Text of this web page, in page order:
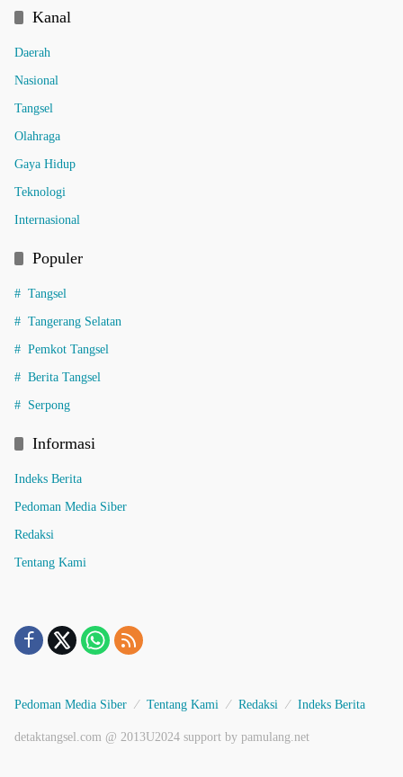
Kanal
Daerah
Nasional
Tangsel
Olahraga
Gaya Hidup
Teknologi
Internasional
Populer
Tangsel
Tangerang Selatan
Pemkot Tangsel
Berita Tangsel
Serpong
Informasi
Indeks Berita
Pedoman Media Siber
Redaksi
Tentang Kami
Pedoman Media Siber Tentang Kami Redaksi Indeks Berita
detaktangsel.com @ 2013U2024 support by pamulang.net